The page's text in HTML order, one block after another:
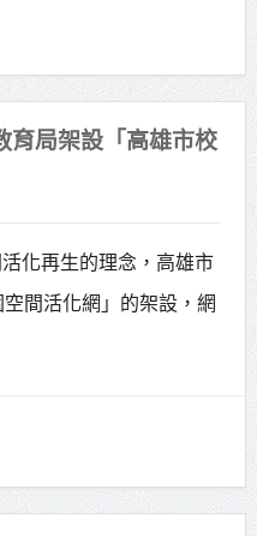
貴賓共同揭幕
晉任 期勉精進
說」 喊推陳其
育局架設「高雄市校
化再生的理念，高雄市
間活化網」的架設，網